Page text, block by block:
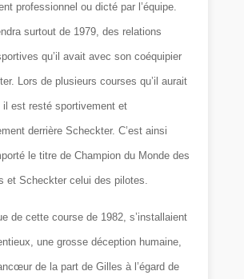
professionnel ou dicté par l’équipe.
surtout de 1979, des relations
qu’il avait avec son coéquipier
Lors de plusieurs courses qu’il aurait
il est resté sportivement et
derrière Scheckter. C’est ainsi
le titre de Champion du Monde des
et Scheckter celui des pilotes.
de cette course de 1982, s’installaient
une grosse déception humaine,
de la part de Gilles à l’égard de